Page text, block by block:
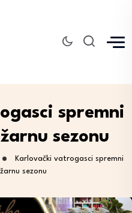
spremni
sezonu
Karlovački vatrogasci spremni
sezonu